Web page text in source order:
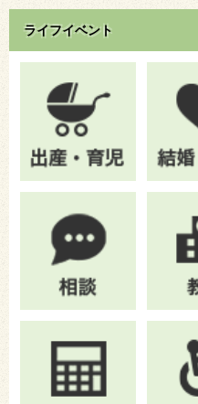
ライフイベント